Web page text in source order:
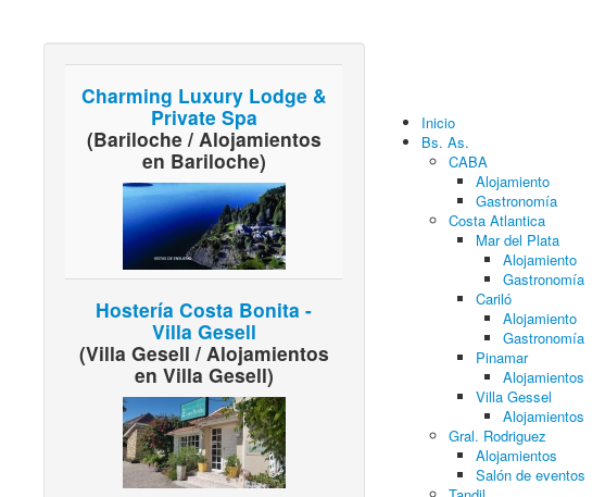
Charming Luxury Lodge &
Private Spa
(Bariloche / Alojamientos
en Bariloche)
Hostería Costa Bonita -
Villa Gesell
(Villa Gesell / Alojamientos
en Villa Gesell)
Inicio
Bs. As.
CABA
Alojamiento
Gastronomía
Costa Atlantica
Mar del Plata
Alojamiento
Gastronomía
Cariló
Alojamiento
Gastronomía
Pinamar
Alojamientos
Villa Gessel
Alojamientos
Gral. Rodriguez
Alojamientos
Salón de eventos